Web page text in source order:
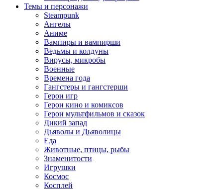
Темы и персонажи
Steampunk
Ангелы
Аниме
Вампиры и вампирши
Ведьмы и колдуны
Вирусы, микробы
Военные
Времена года
Гангстеры и гангстерши
Герои игр
Герои кино и комиксов
Герои мультфильмов и сказок
Дикий запад
Дьяволы и Дьяволицы
Еда
Животные, птицы, рыбы
Знаменитости
Игрушки
Космос
Косплей